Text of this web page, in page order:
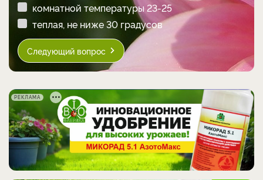
комнатной температуры 23-25
теплая, не ниже 30 градусов
Следующий вопрос
РЕКЛАМА